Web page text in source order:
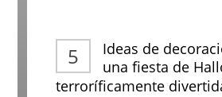
Ideas de
una fiesta de
terroríficamente